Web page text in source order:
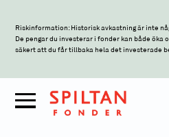
Riskinformation: Historisk avkastning är inte
De pengar du investerar i fonder kan både öka
säkert att du får tillbaka hela det investerade